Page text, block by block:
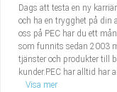
Dags att testa en ny
och ha en trygghet på din
oss på PEC har du ett
som funnits sedan 2003
tjänster och produkter till
kunder.PEC har alltid har
Visa mer